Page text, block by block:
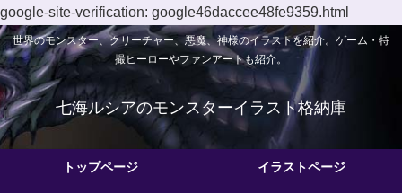
google-site-verification: google46daccee48fe9359.html
世界のモンスター、クリーチャー、悪魔、神様のイラストを紹介。ゲーム・特
撮ヒーローやファンアートも紹介。
七海ルシアのモンスターイラスト格納庫
トップページ イラストページ